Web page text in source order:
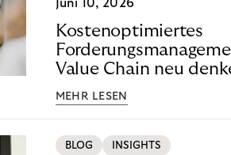
Juni 10, 2026
Kostenoptimiertes
Value Chain neu
MEHR LESEN
BLOG INSIGHTS